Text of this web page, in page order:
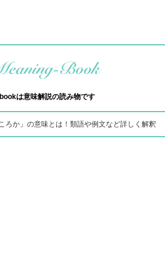
は意味解説の読み物です
ろか」の意味とは！類語や例文など詳しく解釈